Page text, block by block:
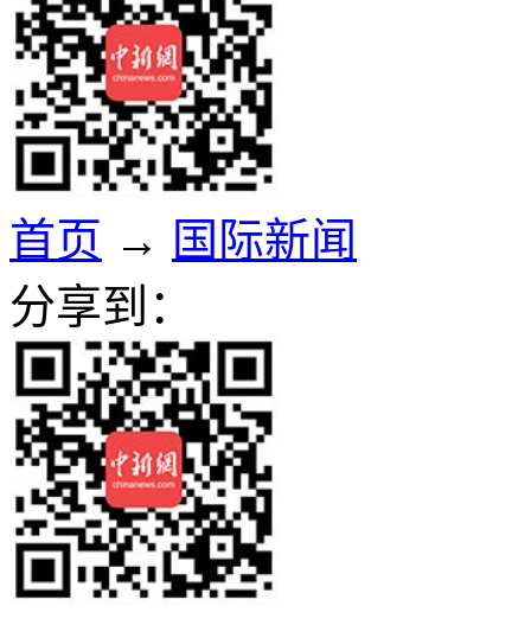
首页 → 国际新闻
分享到：